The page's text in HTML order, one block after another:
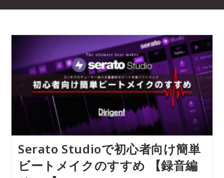
Serato Studioで初心者向け簡単
ビートメイクのすすめ 【録音編